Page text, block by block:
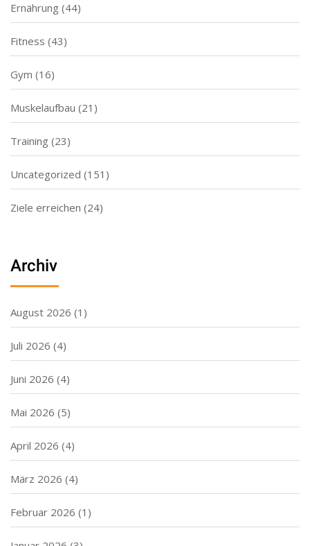
Ernährung (44)
Fitness (43)
Gym (16)
Muskelaufbau (21)
Training (23)
Uncategorized (151)
Ziele erreichen (24)
Archiv
August 2026 (1)
Juli 2026 (4)
Juni 2026 (4)
Mai 2026 (5)
April 2026 (4)
März 2026 (4)
Februar 2026 (1)